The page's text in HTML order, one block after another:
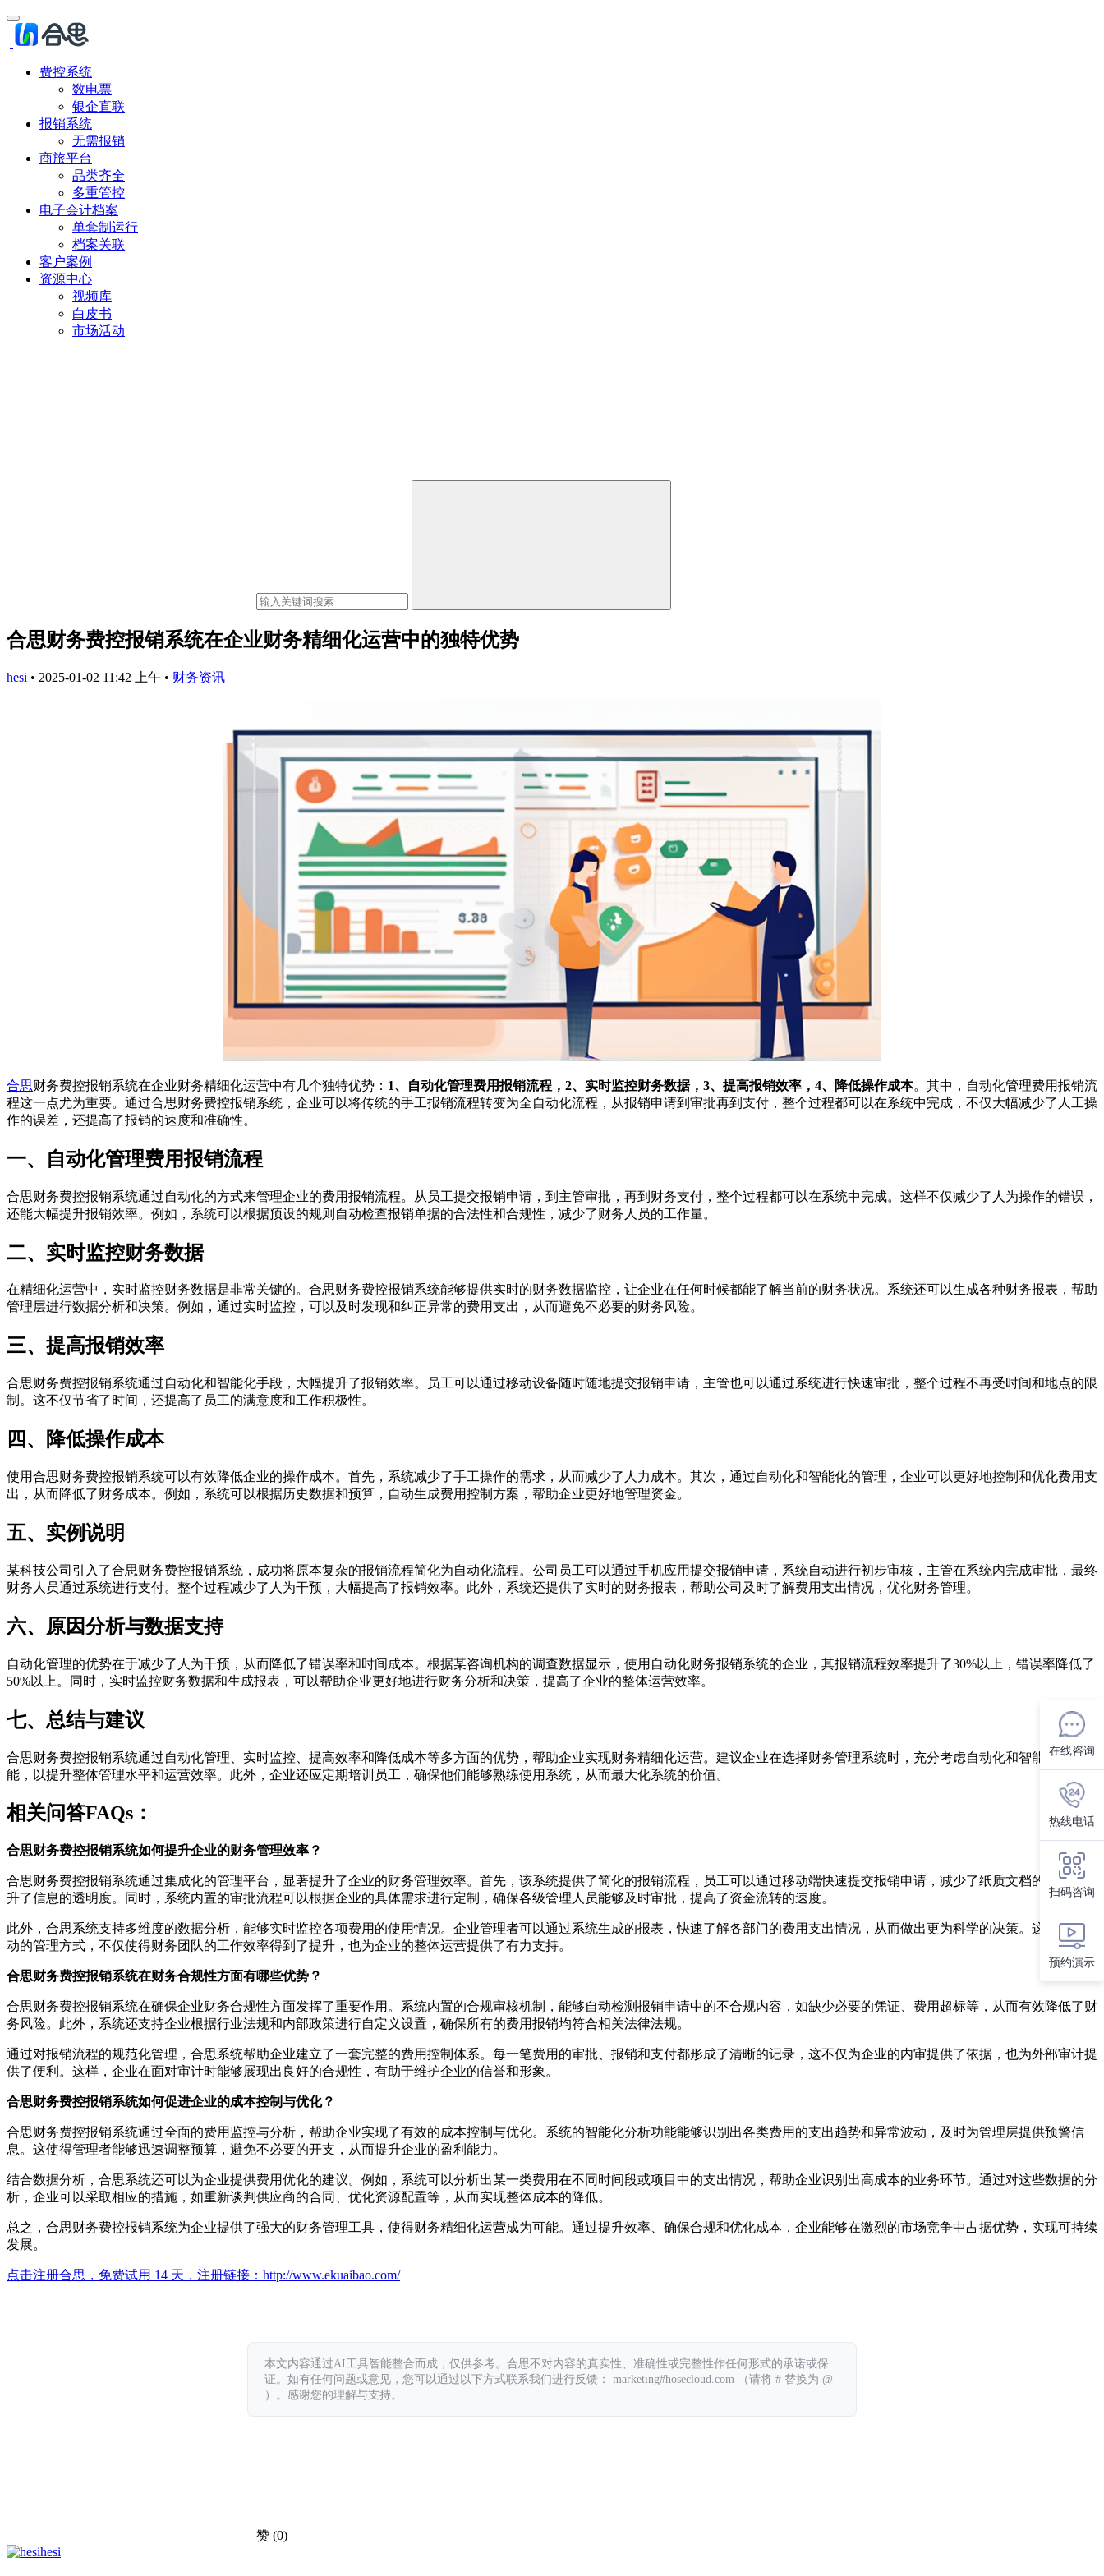
费控系统
数电票
银企直联
报销系统
无需报销
商旅平台
品类齐全
多重管控
电子会计档案
单套制运行
档案关联
客户案例
资源中心
视频库
白皮书
市场活动
合思财务费控报销系统在企业财务精细化运营中的独特优势
hesi • 2025-01-02 11:42 上午 • 财务资讯
合思财务费控报销系统在企业财务精细化运营中有几个独特优势： 1、自动化管理费用报销流程，2、实时监控财务数据，3、提高报销效率，4、降低操作成本。其中，自动化管理费用报销流
程这一点尤为重要。通过合思财务费控报销系统，企业可以将传统的手工报销流程转变为全自动化流程，从报销申请到审批再到支付，整个过程都可以在系统中完成，不仅大幅减少了人工操
作的误差，还提高了报销的速度和准确性。
一、自动化管理费用报销流程
合思财务费控报销系统通过自动化的方式来管理企业的费用报销流程。从员工提交报销申请，到主管审批，再到财务支付，整个过程都可以在系统中完成。这样不仅减少了人为操作的错误，
还能大幅提升报销效率。例如，系统可以根据预设的规则自动检查报销单据的合法性和合规性，减少了财务人员的工作量。
二、实时监控财务数据
在精细化运营中，实时监控财务数据是非常关键的。合思财务费控报销系统能够提供实时的财务数据监控，让企业在任何时候都能了解当前的财务状况。系统还可以生成各种财务报表，帮助
管理层进行数据分析和决策。例如，通过实时监控，可以及时发现和纠正异常的费用支出，从而避免不必要的财务风险。
三、提高报销效率
合思财务费控报销系统通过自动化和智能化手段，大幅提升了报销效率。员工可以通过移动设备随时随地提交报销申请，主管也可以通过系统进行快速审批，整个过程不再受时间和地点的限
制。这不仅节省了时间，还提高了员工的满意度和工作积极性。
四、降低操作成本
使用合思财务费控报销系统可以有效降低企业的操作成本。首先，系统减少了手工操作的需求，从而减少了人力成本。其次，通过自动化和智能化的管理，企业可以更好地控制和优化费用支
出，从而降低了财务成本。例如，系统可以根据历史数据和预算，自动生成费用控制方案，帮助企业更好地管理资金。
五、实例说明
某科技公司引入了合思财务费控报销系统，成功将原本复杂的报销流程简化为自动化流程。公司员工可以通过手机应用提交报销申请，系统自动进行初步审核，主管在系统内完成审批，最终
财务人员通过系统进行支付。整个过程减少了人为干预，大幅提高了报销效率。此外，系统还提供了实时的财务报表，帮助公司及时了解费用支出情况，优化财务管理。
六、原因分析与数据支持
自动化管理的优势在于减少了人为干预，从而降低了错误率和时间成本。根据某咨询机构的调查数据显示，使用自动化财务报销系统的企业，其报销流程效率提升了30%以上，错误率降低了
50%以上。同时，实时监控财务数据和生成报表，可以帮助企业更好地进行财务分析和决策，提高了企业的整体运营效率。
七、总结与建议
合思财务费控报销系统通过自动化管理、实时监控、提高效率和降低成本等多方面的优势，帮助企业实现财务精细化运营。建议企业在选择财务管理系统时，充分考虑自动化和智能化的功
能，以提升整体管理水平和运营效率。此外，企业还应定期培训员工，确保他们能够熟练使用系统，从而最大化系统的价值。
相关问答FAQs：
合思财务费控报销系统如何提升企业的财务管理效率？
合思财务费控报销系统通过集成化的管理平台，显著提升了企业的财务管理效率。首先，该系统提供了简化的报销流程，员工可以通过移动端快速提交报销申请，减少了纸质文档的使用，提
升了信息的透明度。同时，系统内置的审批流程可以根据企业的具体需求进行定制，确保各级管理人员能够及时审批，提高了资金流转的速度。
此外，合思系统支持多维度的数据分析，能够实时监控各项费用的使用情况。企业管理者可以通过系统生成的报表，快速了解各部门的费用支出情况，从而做出更为科学的决策。这种数据驱
动的管理方式，不仅使得财务团队的工作效率得到了提升，也为企业的整体运营提供了有力支持。
合思财务费控报销系统在财务合规性方面有哪些优势？
合思财务费控报销系统在确保企业财务合规性方面发挥了重要作用。系统内置的合规审核机制，能够自动检测报销申请中的不合规内容，如缺少必要的凭证、费用超标等，从而有效降低了财
务风险。此外，系统还支持企业根据行业法规和内部政策进行自定义设置，确保所有的费用报销均符合相关法律法规。
通过对报销流程的规范化管理，合思系统帮助企业建立了一套完整的费用控制体系。每一笔费用的审批、报销和支付都形成了清晰的记录，这不仅为企业的内审提供了依据，也为外部审计提
供了便利。这样，企业在面对审计时能够展现出良好的合规性，有助于维护企业的信誉和形象。
合思财务费控报销系统如何促进企业的成本控制与优化？
合思财务费控报销系统通过全面的费用监控与分析，帮助企业实现了有效的成本控制与优化。系统的智能化分析功能能够识别出各类费用的支出趋势和异常波动，及时为管理层提供预警信
息。这使得管理者能够迅速调整预算，避免不必要的开支，从而提升企业的盈利能力。
结合数据分析，合思系统还可以为企业提供费用优化的建议。例如，系统可以分析出某一类费用在不同时间段或项目中的支出情况，帮助企业识别出高成本的业务环节。通过对这些数据的分
析，企业可以采取相应的措施，如重新谈判供应商的合同、优化资源配置等，从而实现整体成本的降低。
总之，合思财务费控报销系统为企业提供了强大的财务管理工具，使得财务精细化运营成为可能。通过提升效率、确保合规和优化成本，企业能够在激烈的市场竞争中占据优势，实现可持续
发展。
点击注册合思，免费试用 14 天，注册链接： http://www.ekuaibao.com/
本文内容通过AI工具智能整合而成，仅供参考。合思不对内容的真实性、准确性或完整性作任何形式的承诺或保
证。如有任何问题或意见，您可以通过以下方式联系我们进行反馈： marketing#hosecloud.com （请将 # 替换为 @
）。感谢您的理解与支持。
赞 (0)
hesi
在线咨询
热线电话
扫码咨询
预约演示